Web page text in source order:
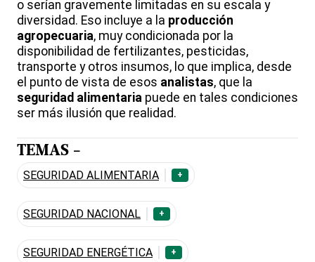
o serían gravemente limitadas en su escala y
diversidad. Eso incluye a la producción
agropecuaria, muy condicionada por la
disponibilidad de fertilizantes, pesticidas,
transporte y otros insumos, lo que implica, desde
el punto de vista de esos analistas, que la
seguridad alimentaria puede en tales condiciones
ser más ilusión que realidad.
TEMAS -
SEGURIDAD ALIMENTARIA +
SEGURIDAD NACIONAL +
SEGURIDAD ENERGÉTICA +